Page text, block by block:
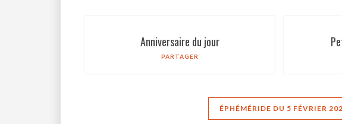
Anniversaire du jour
PARTAGER
ÉPHÉMÉRIDE DU 5 FÉVRIER